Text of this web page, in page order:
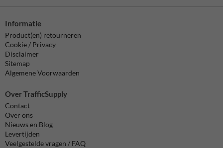
Informatie
Product(en) retourneren
Cookie / Privacy
Disclaimer
Sitemap
Algemene Voorwaarden
Over TrafficSupply
Contact
Over ons
Nieuws en Blog
Levertijden
Veelgestelde vragen / FAQ